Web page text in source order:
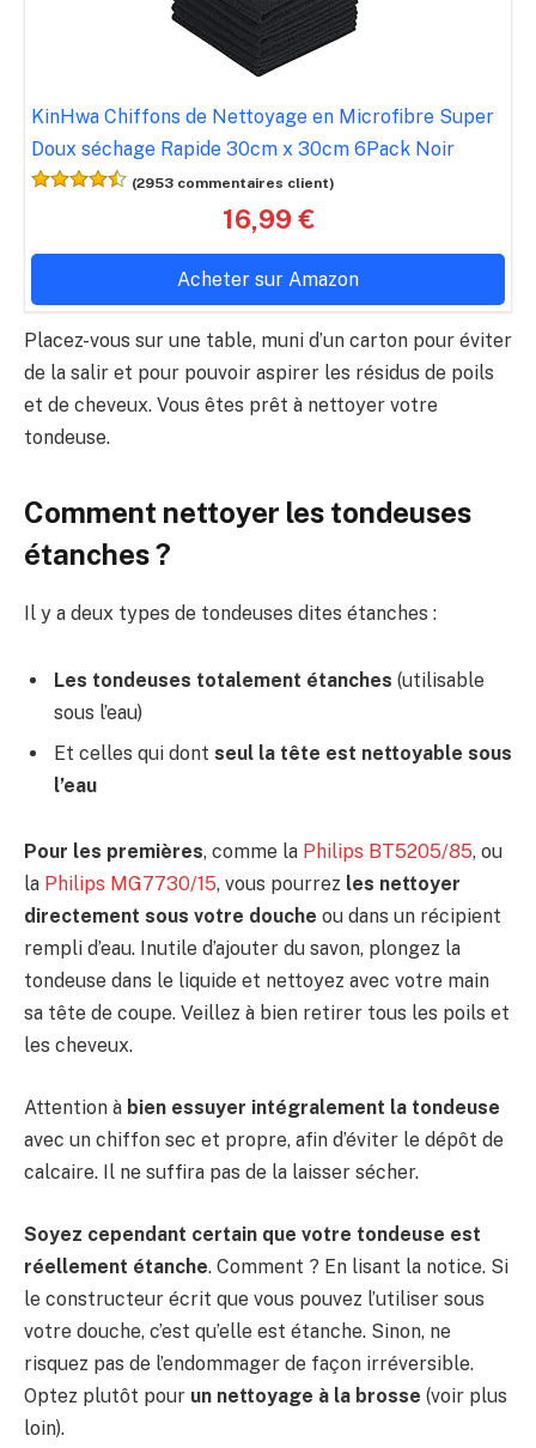
KinHwa Chiffons de Nettoyage en Microfibre Super
Doux séchage Rapide 30cm x 30cm 6Pack Noir
(2953 commentaires client)
16,99 €
Acheter sur Amazon
Placez-vous sur une table, muni d’un carton pour éviter
de la salir et pour pouvoir aspirer les résidus de poils
et de cheveux. Vous êtes prêt à nettoyer votre
tondeuse.
Comment nettoyer les tondeuses
étanches ?
Il y a deux types de tondeuses dites étanches :
Les tondeuses totalement étanches (utilisable
sous l’eau)
Et celles qui dont seul la tête est nettoyable sous
l’eau
Pour les premières, comme la Philips BT5205/85, ou
la Philips MG7730/15, vous pourrez les nettoyer
directement sous votre douche ou dans un récipient
rempli d’eau. Inutile d’ajouter du savon, plongez la
tondeuse dans le liquide et nettoyez avec votre main
sa tête de coupe. Veillez à bien retirer tous les poils et
les cheveux.
Attention à bien essuyer intégralement la tondeuse
avec un chiffon sec et propre, afin d’éviter le dépôt de
calcaire. Il ne suffira pas de la laisser sécher.
Soyez cependant certain que votre tondeuse est
réellement étanche. Comment ? En lisant la notice. Si
le constructeur écrit que vous pouvez l’utiliser sous
votre douche, c’est qu’elle est étanche. Sinon, ne
risquez pas de l’endommager de façon irréversible.
Optez plutôt pour un nettoyage à la brosse (voir plus
loin).